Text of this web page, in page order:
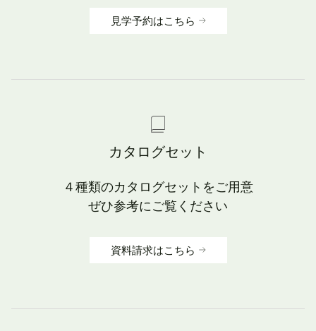
見学予約はこちら
カタログセット
４種類のカタログセットをご用意
ぜひ参考にご覧ください
資料請求はこちら